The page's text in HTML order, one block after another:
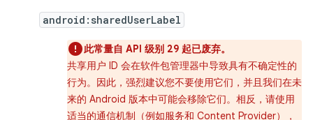
android:sharedUserLabel
此常量自 API 级别 29 起已废弃。
共享用户 ID 会在软件包管理器中导致具有不确定性的
行为。因此，强烈建议您不要使用它们，并且我们在未
来的 Android 版本中可能会移除它们。相反，请使用
适当的通信机制（例如服务和 Content Provider），